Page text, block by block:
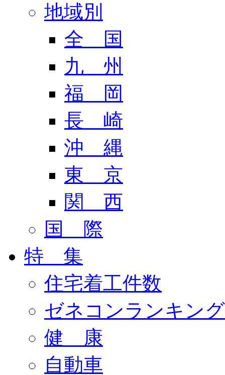
地域別
全 国
九 州
福 岡
長 崎
沖 縄
東 京
関 西
国 際
特 集
住宅着工件数
ゼネコンランキング
健 康
自動車